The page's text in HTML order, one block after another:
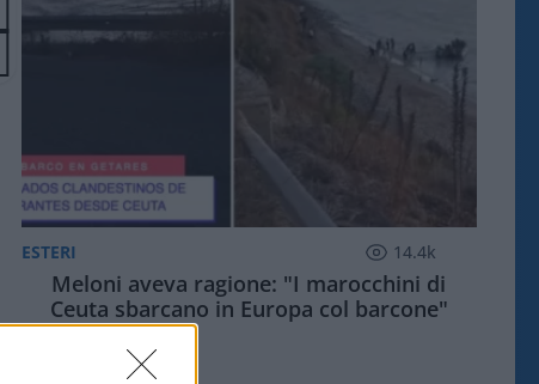
ESTERI 14.4k
Meloni aveva ragione: "I marocchini di
Ceuta sbarcano in Europa col barcone"